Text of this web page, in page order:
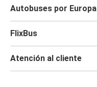
Autobuses por Europa
FlixBus
Atención al cliente